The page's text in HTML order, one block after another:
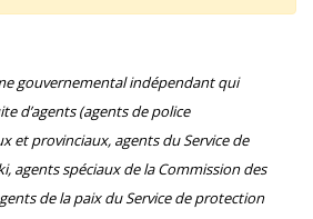
gouvernemental indépendant qui
d’agents (agents de police
et provinciaux, agents du Service de
agents spéciaux de la Commission des
de la paix du Service de protection